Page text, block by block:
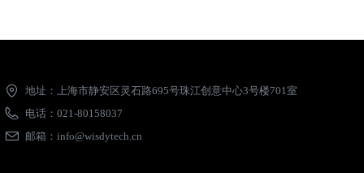
地址： 上海市静安区灵石路695号珠江创意中心3号楼701室
电话： 021-80158037
邮箱： info@wisdytech.cn